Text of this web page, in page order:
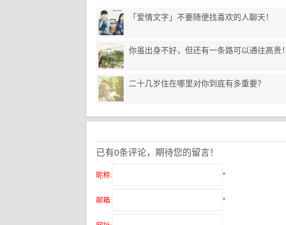
「爱情文字」不要随便找喜欢的人聊天！
你虽出身不好，但还有一条路可以通往高贵！
二十几岁住在哪里对你到底有多重要？
已有0条评论，期待您的留言！
昵称: *
邮箱: *